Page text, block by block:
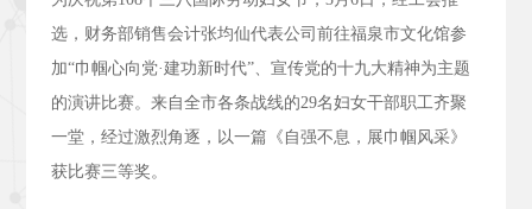
选，财务部销售会计张均仙代表公司前往福泉市文化馆参
加“巾帼心向党·建功新时代”、宣传党的十九大精神为主题
的演讲比赛。来自全市各条战线的29名妇女干部职工齐聚
一堂，经过激烈角逐，以一篇《自强不息，展巾帼风采》
获比赛三等奖。